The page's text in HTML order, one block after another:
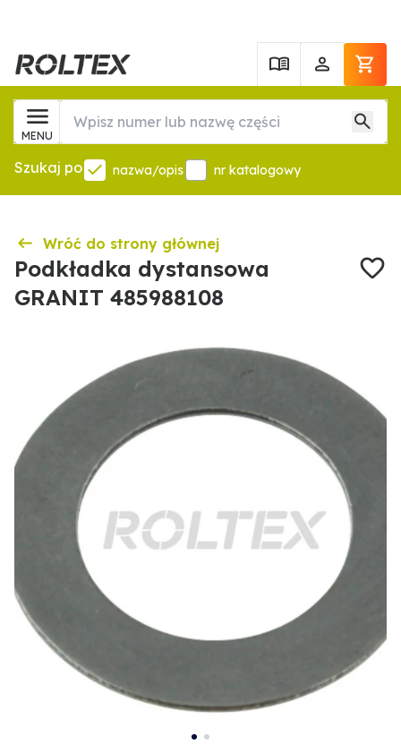
MENU
Szukaj po nazwa/opis nr katalogowy
Wróć do strony głównej
Podkładka dystansowa
GRANIT 485988108